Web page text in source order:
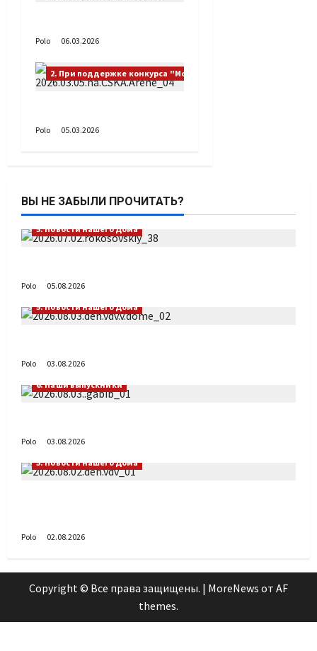
Polo 06.03.2026
2. При поддержке конкурса "Москва – Добрый город"
Polo 05.03.2026
ВЫ НЕ ЗАБЫЛИ ПРОЧИТАТЬ?
5. Новости нашего Дома
Polo
05.08.2026
5. Новости нашего Дома
Polo
03.08.2026
6. Наши выпускники
Polo
03.08.2026
5. Новости нашего Дома
Polo 02.08.2026
Copyright © Все права защищены. | MoreNews от AF
themes.